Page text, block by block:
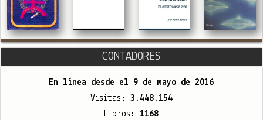
CONTADORES
En línea desde el 9 de mayo de 2016
Visitas: 3.448.154
Libros:1168